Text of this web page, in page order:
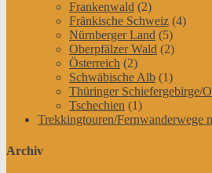
Frankenwald (2)
Fränkische Schweiz (4)
Nürnberger Land (5)
Oberpfälzer Wald (2)
Österreich (2)
Schwäbische Alb (1)
Thüringer Schiefergebirge/
Tschechien (1)
Trekkingtouren/Fernwanderwege
Archiv